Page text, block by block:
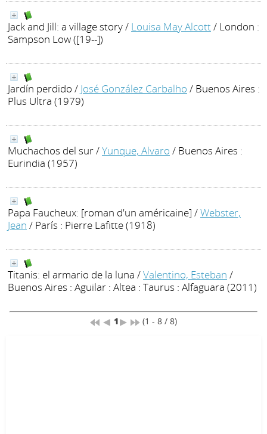
Jack and Jill: a village story/ Louisa May Alcott/ London :
Sampson Low ([19--])
Jardín perdido / José González Carbalho / Buenos Aires :
Plus Ultra (1979)
Muchachos del sur/Yunque, Alvaro / Buenos Aires :
Eurindia (1957)
Papa Faucheux: [roman d'un américaine] /Webster,
Jean / París : Pierre Lafitte (1918)
Titanis: el armario de la luna /Valentino, Esteban /
Buenos Aires : Aguilar : Altea : Taurus : Alfaguara (2011)
1 (1 - 8 / 8)